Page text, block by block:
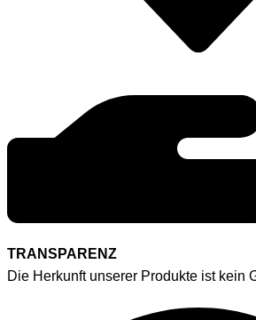
TRANSPARENZ
Die Herkunft unserer Produkte ist kein